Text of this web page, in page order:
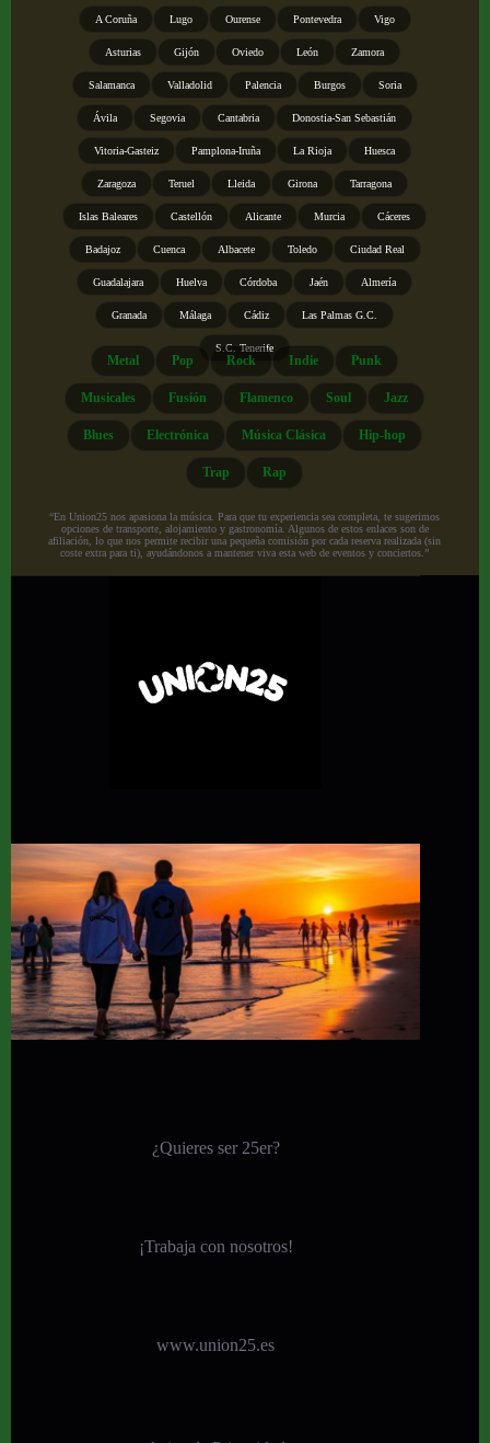
A Coruña Lugo Ourense Pontevedra Vigo
Asturias Gijón Oviedo León Zamora
Salamanca Valladolid Palencia Burgos Soria
Ávila Segovia Cantabria Donostia-San Sebastián
Vitoria-Gasteiz Pamplona-Iruña La Rioja Huesca
Zaragoza Teruel Lleida Girona Tarragona
Islas Baleares Castellón Alicante Murcia Cáceres
Badajoz Cuenca Albacete Toledo Ciudad Real
Guadalajara Huelva Córdoba Jaén Almería
Granada Málaga Cádiz Las Palmas G.C.
S.C. Tenerife
Metal Pop Rock Indie Punk
Musicales Fusión Flamenco Soul Jazz
Blues Electrónica Música Clásica Hip-hop
Trap Rap
“En Union25 nos apasiona la música. Para que tu experiencia sea completa, te sugerimos
opciones de transporte, alojamiento y gastronomía. Algunos de estos enlaces son de
afiliación, lo que nos permite recibir una pequeña comisión por cada reserva realizada (sin
coste extra para ti), ayudándonos a mantener viva esta web de eventos y conciertos.”
¿Quieres ser 25er?
¡Trabaja con nosotros!
www.union25.es